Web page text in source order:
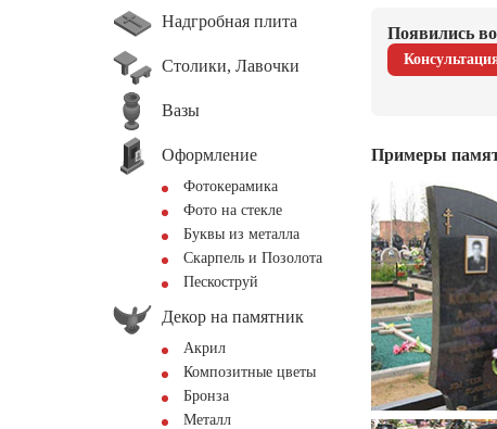
Надгробная плита
Столики, Лавочки
Вазы
Оформление
Фотокерамика
Фото на стекле
Буквы из металла
Скарпель и Позолота
Пескоструй
Декор на памятник
Акрил
Композитные цветы
Бронза
Металл
Появились
Примеры